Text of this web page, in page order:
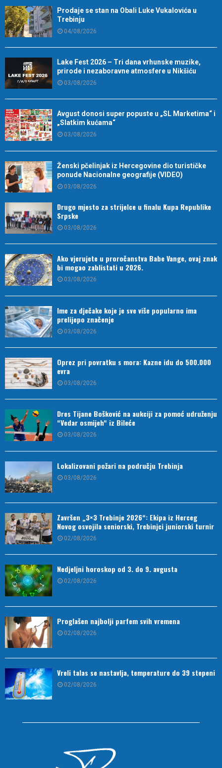
Prodaje se stan na Obali Luke Vukalovića u
Trebinju
04/08/2026
Lake Fest 2026 – Tri dana vrhunske muzike,
prirode i nezaboravne atmosfere u Nikšiću
03/08/2026
Avgust donosi super popuste u „SL Marketima“ i
„Slatkim kućama“
03/08/2026
Ženski pčelinjak iz Hercegovine dio turističke
ponude Nacionalne geografije (VIDEO)
03/08/2026
Drugo mjesto za strijelce u finalu Kupa Republike
Srpske
03/08/2026
Ako vjerujete u proročanstva Babe Vange, ovaj znak
bi mogao zablistati u 2026.
03/08/2026
Ime za dječake koje je sve više popularno ima
prelijepo značenje
03/08/2026
Oprez pri povratku s mora: Kazne idu do 500.000
evra
03/08/2026
Dres Tijane Bošković na aukciji za pomoć udruženju
“Vedar osmijeh“ iz Bileće
03/08/2026
Lokalizovani požari na području Trebinja
03/08/2026
Završen „3×3 Trebinje 2026“: Ekipa iz Herceg
Novog osvojila seniorski, Trebinjci juniorski turnir
02/08/2026
Nedjeljni horoskop od 3. do 9. avgusta
02/08/2026
Proglašen najbolji parfem svih vremena
02/08/2026
Vreli talas se nastavlja, temperature do 39 stepeni
02/08/2026